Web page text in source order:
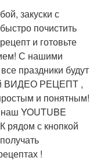
закуски с
почистить
и готовьте
С нашими
праздники будут
ВИДЕО РЕЦЕПТ ,
и понятным!
YOUTUBE
с кнопкой
!